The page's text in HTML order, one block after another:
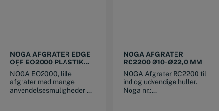
NOGA AFGRATER EDGE
OFF EO2000 PLASTIK
HÅNDTAG OG S10
KLINGE
NOGA EO2000, lille
afgrater med mange
anvendelsesmuligheder ...
NOGA AFGRATER
RC2200 Ø10-Ø22,0 MM
NOGA Afgrater RC2200 til
ind og udvendige huller.
Noga nr.:...